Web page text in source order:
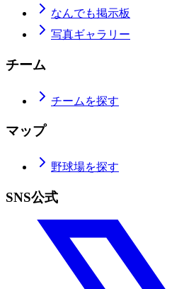
なんでも掲示板
写真ギャラリー
チーム
チームを探す
マップ
野球場を探す
SNS公式